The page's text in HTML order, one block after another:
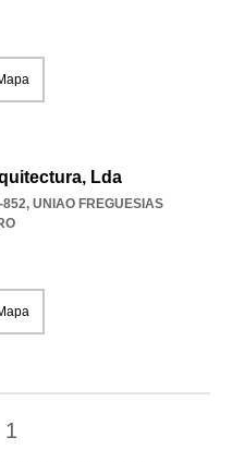
Lda
852, UNIAO FREGUESIAS
1